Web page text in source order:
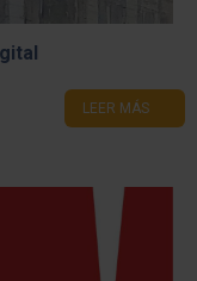
LEER MÁS